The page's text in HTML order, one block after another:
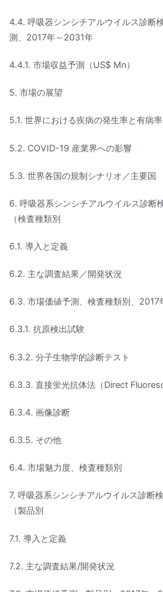
4.4. 呼吸器シンシチアルウイルス診断
測、2017年～2031年
4.4.1. 市場収益予測（US$ Mn）
5. 市場の展望
5.1. 世界における疾病の発生率と有病率
5.2. COVID-19 産業界への影響
5.3. 世界各国の規制シナリオ／主要国
6. 呼吸器系シンシチアルウイルス診断
（検査種類別
6.1. 導入と定義
6.2. 主な調査結果／開発状況
6.3. 市場価値予測、検査種類別、2017
6.3.1. 抗原検出試験
6.3.2. 分子生物学的診断テスト
6.3.3. 直接蛍光抗体法（Direct
6.3.4. 画像診断
6.3.5. その他
6.4. 市場魅力度、検査種類別
7. 呼吸器系シンシチアルウイルス診断
（製品別
7.1. 導入と定義
7.2. 主な調査結果/開発状況